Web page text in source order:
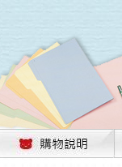
份上游供應商已採取